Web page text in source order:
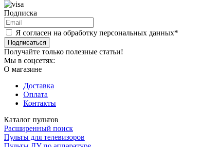
Подписка
Я согласен на обработку персональных данных*
Подписаться
Получайте только полезные статьи!
Мы в соцсетях:
О магазине
Доставка
Оплата
Контакты
Каталог пультов
Расширенный поиск
Пульты для телевизоров